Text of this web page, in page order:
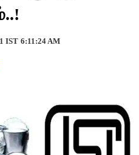
IST 6:11:24 AM